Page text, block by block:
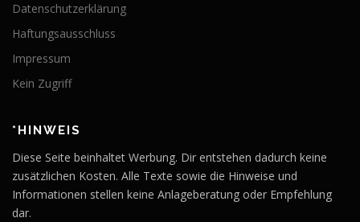
Datenschutzerklärung
Haftungsausschluss
Impressum
Kein Zugriff
*HINWEIS
Diese Seite beinhaltet Werbung. Dir entstehen dadurch keine
zusätzlichen Kosten. Alle Texte sowie die Hinweise und
Informationen stellen keine Anlageberatung oder Empfehlung
dar.